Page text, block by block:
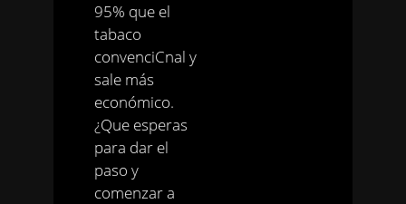
95% que el
tabaco
convenciCnal y
sale más
económico.
¿Que esperas
para dar el
paso y
comenzar a